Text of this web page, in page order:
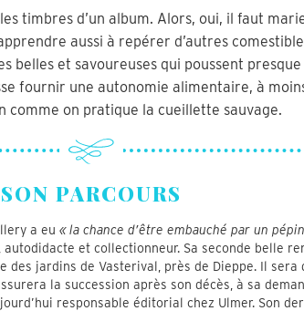
timbres d’un album. Alors, oui, il faut
aussi à repérer d’autres
belles et savoureuses qui poussent
fournir une autonomie alimentaire, à
on pratique la cueillette sauvage.
SON PARCOURS
a eu« la chance d’être embauché par un
et collectionneur. Sa seconde belle
des jardins de Vasterival, près de Dieppe. Il sera
la succession après son décès, à sa
responsable éditorial chez Ulmer. Son